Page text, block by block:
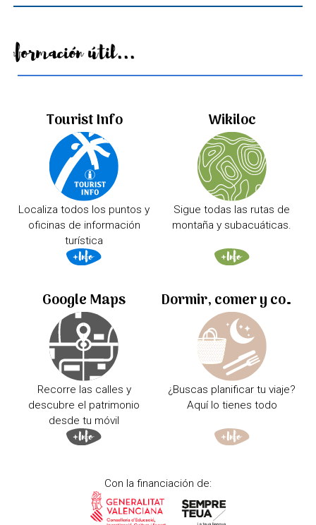
Información útil...
Tourist Info
Localiza todos los puntos y
oficinas de información
turística
Wikiloc
Sigue todas las rutas de
montaña y subacuáticas.
Google Maps
Recorre las calles y
descubre el patrimonio
desde tu móvil
Dormir, comer y comprar
¿Buscas planificar tu viaje?
Aquí lo tienes todo
Con la financiación de: